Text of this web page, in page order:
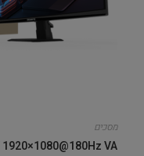
מסכים
VA